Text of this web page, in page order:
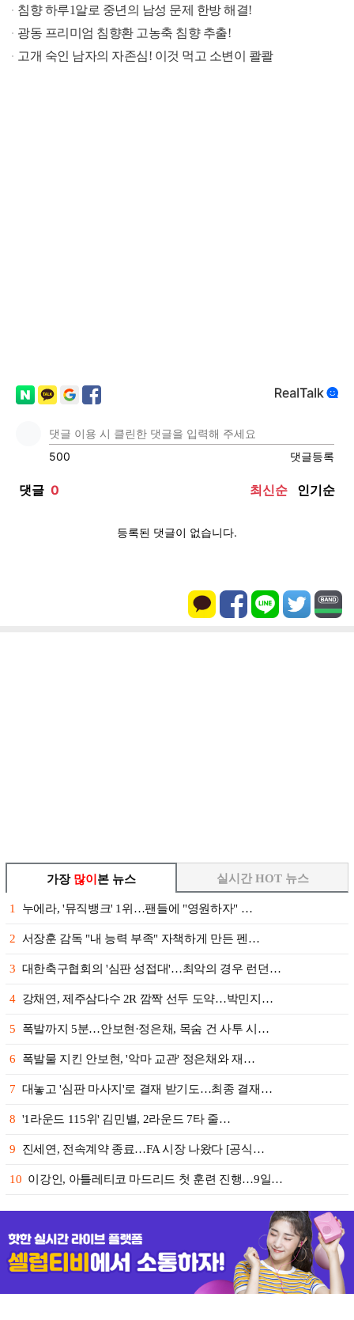
가장 많이 본 뉴스
1 누에라, '뮤직뱅크' 1위…팬들에 "영원하자" …
2 서장훈 감독 "내 능력 부족" 자책하게 만든 펜…
3 대한축구협회의 '심판 성접대'…최악의 경우 런던…
4 강채연, 제주삼다수 2R 깜짝 선두 도약…박민지…
5 폭발까지 5분…안보현·정은채, 목숨 건 사투 시…
6 폭발물 지킨 안보현, '악마 교관' 정은채와 재…
7 대놓고 '심판 마사지'로 결재 받기도…최종 결재…
8 '1라운드 115위' 김민별, 2라운드 7타 줄…
9 진세연, 전속계약 종료…FA 시장 나왔다 [공식…
10 이강인, 아틀레티코 마드리드 첫 훈련 진행…9일…
실시간 HOT 뉴스